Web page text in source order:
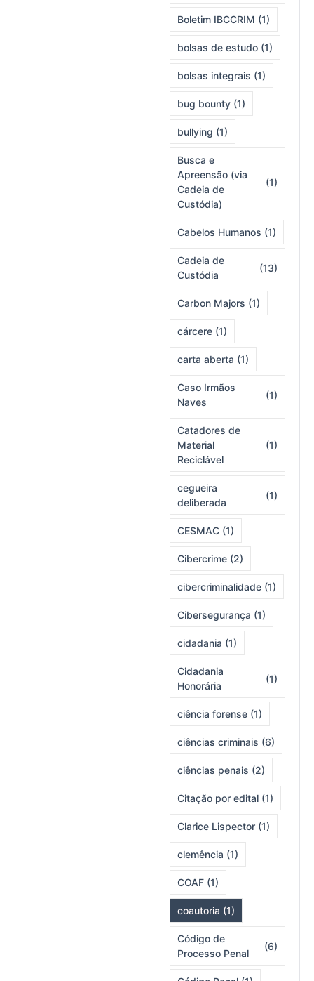
Boletim IBCCRIM (1)
bolsas de estudo (1)
bolsas integrais (1)
bug bounty (1)
bullying (1)
Busca e
Apreensão (via
Cadeia de
Custódia)
(1)
Cabelos Humanos (1)
Cadeia de
Custódia
(13)
Carbon Majors (1)
cárcere (1)
carta aberta (1)
Caso Irmãos
Naves
(1)
Catadores de
Material
Reciclável
(1)
cegueira
deliberada
(1)
CESMAC (1)
Cibercrime (2)
cibercriminalidade (1)
Cibersegurança (1)
cidadania (1)
Cidadania
Honorária
(1)
ciência forense (1)
ciências criminais (6)
ciências penais (2)
Citação por edital (1)
Clarice Lispector (1)
clemência (1)
COAF (1)
coautoria (1)
Código de
Processo Penal
(6)